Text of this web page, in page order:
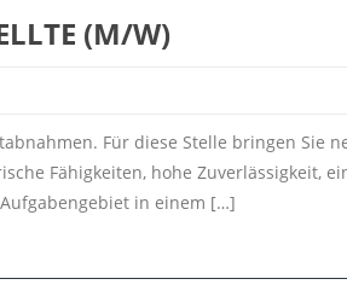
(M/W)
Für diese Stelle bringen Sie
Fähigkeiten, hohe Zuverlässigkeit,
in einem […]